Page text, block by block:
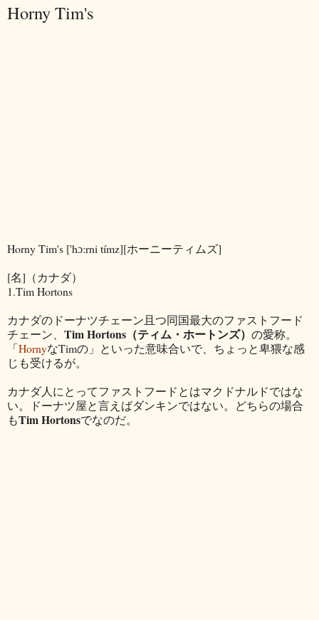
Horny Tim's
Horny Tim's ['hɔ:rni tímz][ホーニーティムズ]
[名]（カナダ）
1.Tim Hortons
カナダのドーナツチェーン且つ同国最大のファストフード
チェーン、 Tim Hortons（ティム・ホートンズ） の愛称。
「HornyなTimの」といった意味合いで、ちょっと卑猥な感
じも受けるが。
カナダ人にとってファストフードとはマクドナルドではな
い。ドーナツ屋と言えばダンキンではない。どちらの場合
もTim Hortonsでなのだ。